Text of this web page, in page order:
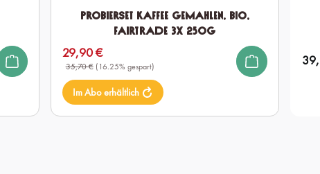
Probierset Kaffee gemahlen, Bio,
Fairtrade 3x 250g
Verkaufspreis:
29,90 €
35,70 € (16.25% gespart)
Im Abo erhältlich